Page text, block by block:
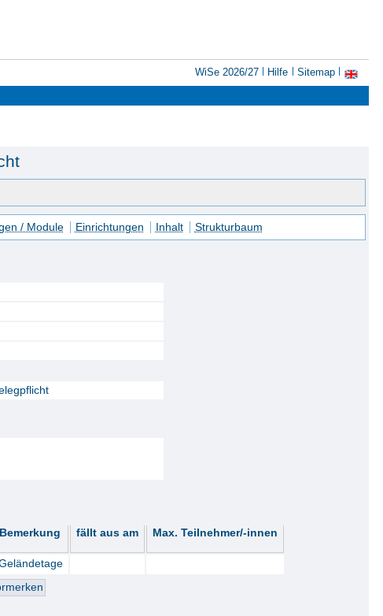
WiSe 2026/27 Hilfe
Sitemap
/ Module Einrichtungen Inhalt Strukturbaum
Bemerkung fällt aus am Max. Teilnehmer/-innen